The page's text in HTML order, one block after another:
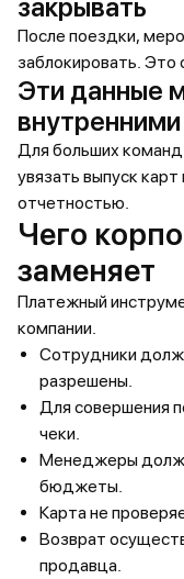
закрывать
После поездки,
заблокировать. Это
Эти данные
Для больших команд
увязать выпуск
отчетностью.
Чего
заменяет
Платежный
компании.
Сотрудники
разрешены.
Для совершения
чеки.
Менеджеры
бюджеты.
Карта не
Возврат
продавца.